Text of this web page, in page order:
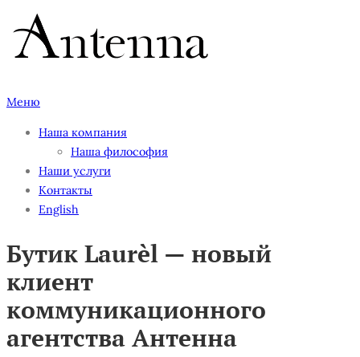
Перейти
содержимому
Меню
Наша компания
Наша философия
Наши услуги
Контакты
English
Бутик Laurèl — новый
клиент
коммуникационного
агентства Антенна